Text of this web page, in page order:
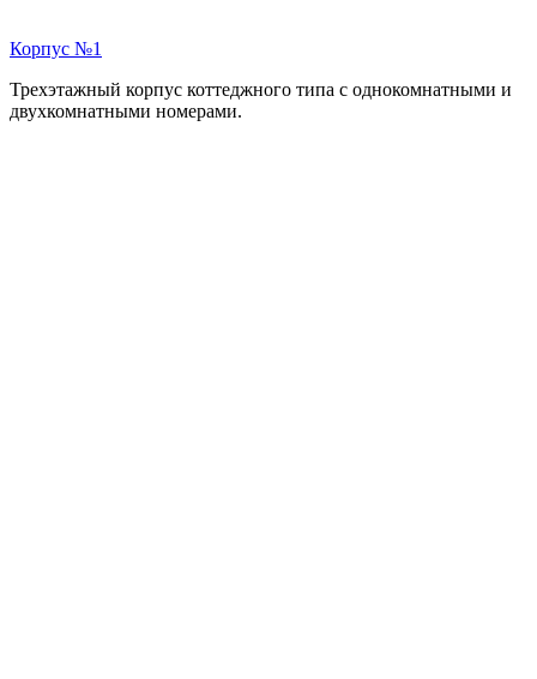
Корпус №1
Трехэтажный корпус коттеджного типа с однокомнатными и
двухкомнатными номерами.